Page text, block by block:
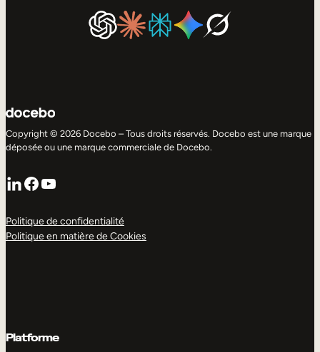
Copyright © 2026 Docebo – Tous droits réservés. Docebo est une marque
déposée ou une marque commerciale de Docebo.
LinkedIn
Facebook
YouTube
Politique de confidentialité
Politique en matière de Cookies
Platforme